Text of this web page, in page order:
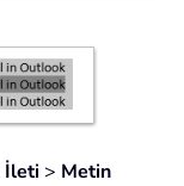
İleti > Metin